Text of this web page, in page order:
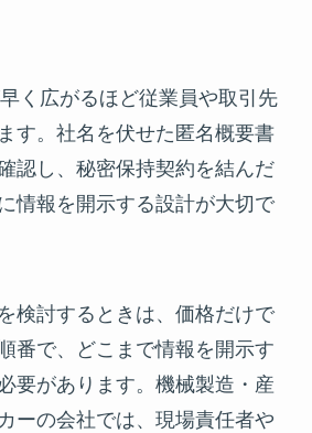
く広がるほど従業員や取引先
す。社名を伏せた匿名概要書
認し、秘密保持契約を結んだ
情報を開示する設計が大切で
検討するときは、価格だけで
番で、どこまで情報を開示す
要があります。機械製造・産
ーの会社では、現場責任者や